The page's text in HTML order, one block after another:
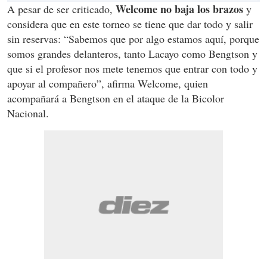
A pesar de ser criticado, Welcome no baja los brazos y
considera que en este torneo se tiene que dar todo y salir
sin reservas: “Sabemos que por algo estamos aquí, porque
somos grandes delanteros, tanto Lacayo como Bengtson y
que si el profesor nos mete tenemos que entrar con todo y
apoyar al compañero”, afirma Welcome, quien
acompañará a Bengtson en el ataque de la Bicolor
Nacional.